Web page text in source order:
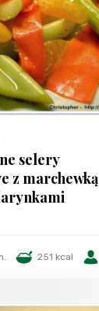
selery
z marchewką
251 kcal